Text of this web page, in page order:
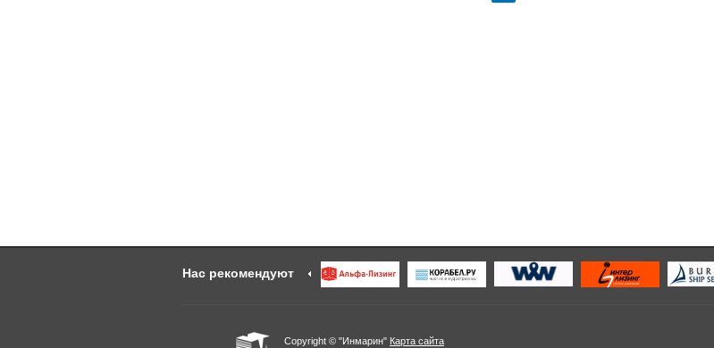
Нас рекомендуют
Copyright © "Инмарин" Карта сайта